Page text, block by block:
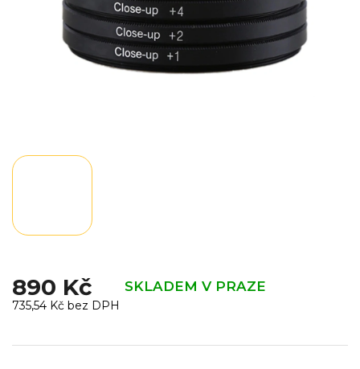
890 Kč SKLADEM V PRAZE
735,54 Kč bez DPH
cena: